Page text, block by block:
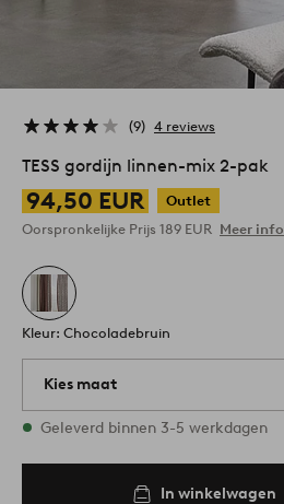
9 4 reviews
TESS gordijn linnen-mix 2-pak
94,50 EUR
Outlet
Oorspronkelijke Prijs 189 EUR Meer info
Kleur: Chocoladebruin
Kies maat
1 maten op voorraad
Geleverd binnen 3-5 werkdagen
In winkelwagen